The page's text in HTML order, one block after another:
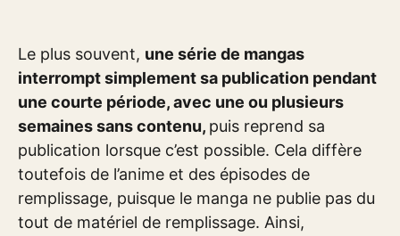
Le plus souvent, une série de mangas
interrompt simplement sa publication pendant
une courte période, avec une ou plusieurs
semaines sans contenu, puis reprend sa
publication lorsque c’est possible. Cela diffère
toutefois de l’anime et des épisodes de
remplissage, puisque le manga ne publie pas du
tout de matériel de remplissage. Ainsi,